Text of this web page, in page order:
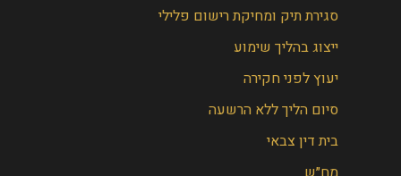
סגירת תיק ומחיקת רישום פלילי
ייצוג בהליך שימוע
יעוץ לפני חקירה
סיום הליך ללא הרשעה
בית דין צבאי